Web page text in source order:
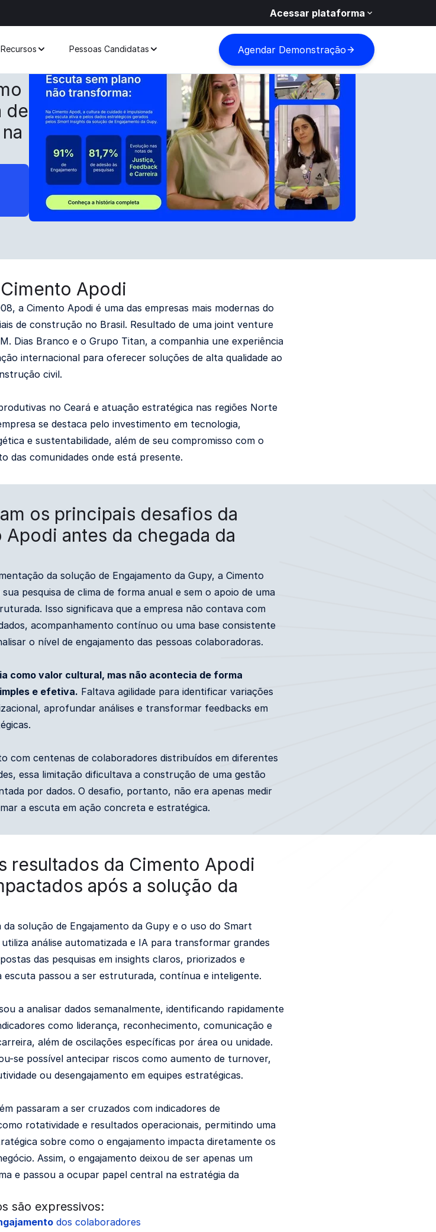
Acessar plataforma
Recursos Pessoas Candidatas Agendar Demonstração
de
Apodi
a Cimento Apodi é uma das empresas mais modernas do
de construção no Brasil. Resultado de uma joint venture
Dias Branco e o Grupo Titan, a companhia une experiência
internacional para oferecer soluções de alta qualidade ao
civil.
no Ceará e atuação estratégica nas regiões Norte
se destaca pelo investimento em tecnologia,
e sustentabilidade, além de seu compromisso com o
das comunidades onde está presente.
os principais desafios da
Apodi antes da chegada da
da solução de Engajamento da Gupy, a Cimento
pesquisa de clima de forma anual e sem o apoio de uma
Isso significava que a empresa não contava com
acompanhamento contínuo ou uma base consistente
o nível de engajamento das pessoas colaboradoras.
como valor cultural, mas não acontecia de forma
e efetiva. Faltava agilidade para identificar variações
aprofundar análises e transformar feedbacks em
com centenas de colaboradores distribuídos em diferentes
essa limitação dificultava a construção de uma gestão
por dados. O desafio, portanto, não era apenas medir
a escuta em ação concreta e estratégica.
resultados da Cimento Apodi
após a solução da
da solução de Engajamento da Gupy e o uso do Smart
análise automatizada e IA para transformar grandes
das pesquisas em insights claros, priorizados e
escuta passou a ser estruturada, contínua e inteligente.
a analisar dados semanalmente, identificando rapidamente
como liderança, reconhecimento, comunicação e
além de oscilações específicas por área ou unidade.
se possível antecipar riscos como aumento de turnover,
ou desengajamento em equipes estratégicas.
passaram a ser cruzados com indicadores de
rotatividade e resultados operacionais, permitindo uma
sobre como o engajamento impacta diretamente os
Assim, o engajamento deixou de ser apenas um
e passou a ocupar papel central na estratégia da
são expressivos:
dos colaboradores